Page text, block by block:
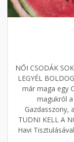
NŐI CSODÁK
LEGYÉL
már maga egy
magukról a
Gazdasszony,
TUDNI KELL A
Havi